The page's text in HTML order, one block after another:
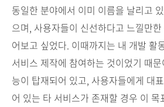
동일한 분야에서 이미 이름을 날리고
으며, 사용자들이 신선하다고 느낄만
어보고 싶었다. 이때까지는 내 개발 활
서비스 제작에 참여하는 것이었기 때
능이 탑재되어 있고, 사용자들에게 대
어 있는 타 서비스가 존재할 경우 이